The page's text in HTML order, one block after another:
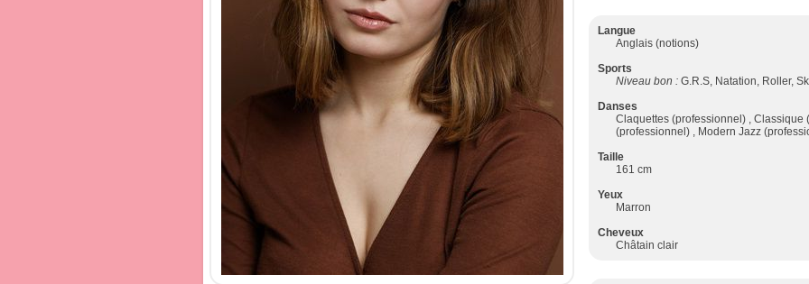
Langue
Anglais (notions)
Sports
Niveau bon : G.R.S, Natation, Roller,
Danses
Claquettes (professionnel) , Classique
(professionnel) , Modern Jazz
Taille
161 cm
Yeux
Marron
Cheveux
Châtain clair